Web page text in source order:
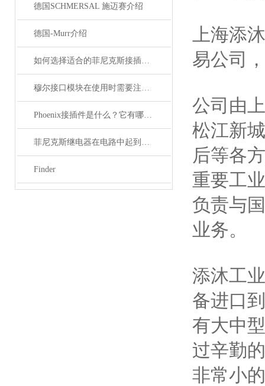
德国SCHMERSAL 施迈赛介绍
德国-Murr介绍
如何选择适合的菲尼克斯接插件？
穆尔接口模块在使用时需要注意哪些问题？
Phoenix接插件是什么？它有哪些分类？
菲尼克斯继电器在电路中起到什么作用？
Finder
上海添
易公司
公司由
松江新
后等各
重要工
负责与
业务。
添沐工
备进口
有大中
过辛勤
非常小